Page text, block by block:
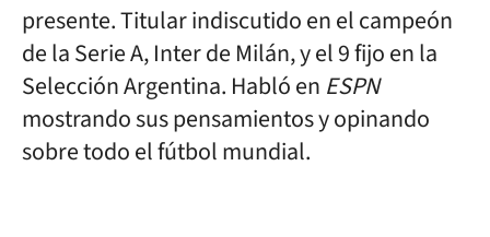
presente. Titular indiscutido en el campeón
de la Serie A, Inter de Milán, y el 9 fijo en la
Selección Argentina. Habló en ESPN
mostrando sus pensamientos y opinando
sobre todo el fútbol mundial.